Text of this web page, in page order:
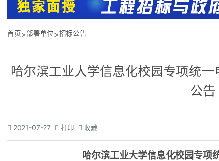
首页>部署单位>招标公告
哈尔滨工业大学信息化校园专项统
公告
2021-07-27 打印 收藏
哈尔滨工业大学信息化校园专项